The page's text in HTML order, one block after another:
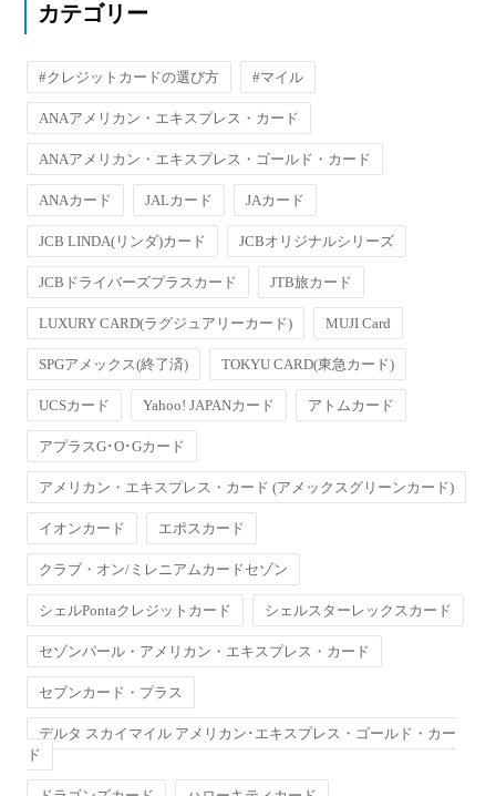
カテゴリー
#クレジットカードの選び方 #マイル
ANAアメリカン・エキスプレス・カード
ANAアメリカン・エキスプレス・ゴールド・カード
ANAカード JALカード JAカード
JCB LINDA(リンダ)カード JCBオリジナルシリーズ
JCBドライバーズプラスカード JTB旅カード
LUXURY CARD(ラグジュアリーカード) MUJI Card
SPGアメックス(終了済) TOKYU CARD(東急カード)
UCSカード Yahoo! JAPANカード アトムカード
アプラスG･O･Gカード
アメリカン・エキスプレス・カード (アメックスグリーンカード)
イオンカード エポスカード
クラブ・オン/ミレニアムカードセゾン
シェルPontaクレジットカード シェルスターレックスカード
セゾンパール・アメリカン・エキスプレス・カード
セブンカード・プラス
デルタ スカイマイル アメリカン･エキスプレス・ゴールド・カー
ド